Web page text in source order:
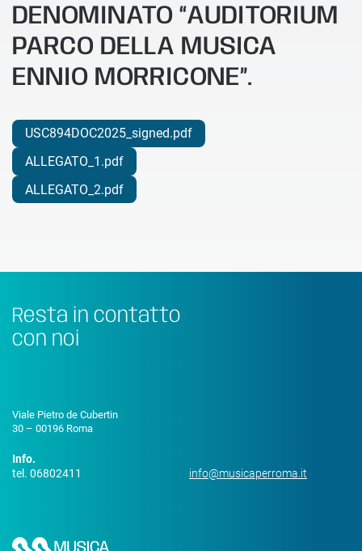
DENOMINATO “AUDITORIUM
PARCO DELLA MUSICA
ENNIO MORRICONE”.
USC894DOC2025_signed.pdf
ALLEGATO_1.pdf
ALLEGATO_2.pdf
Resta in contatto
con noi
Viale Pietro de Cubertin
30 – 00196 Roma
Info.
tel. 06802411
info@musicaperroma.it